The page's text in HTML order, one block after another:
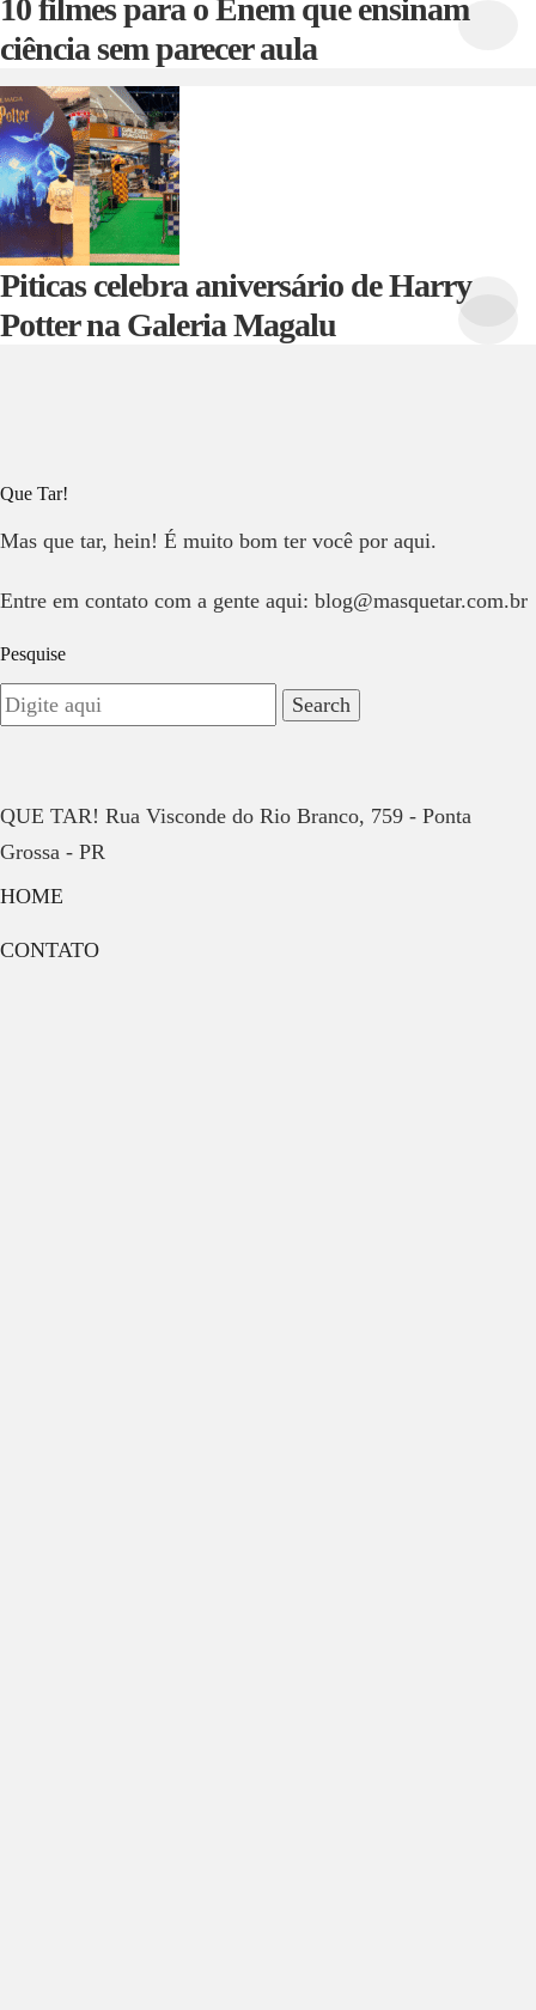
10 filmes para o Enem que ensinam
ciência sem parecer aula
Piticas celebra aniversário de Harry
Potter na Galeria Magalu
Que Tar!
Mas que tar, hein! É muito bom ter você por aqui.
Entre em contato com a gente aqui: blog@masquetar.com.br
Pesquise
QUE TAR! Rua Visconde do Rio Branco, 759 - Ponta
Grossa - PR
HOME
CONTATO